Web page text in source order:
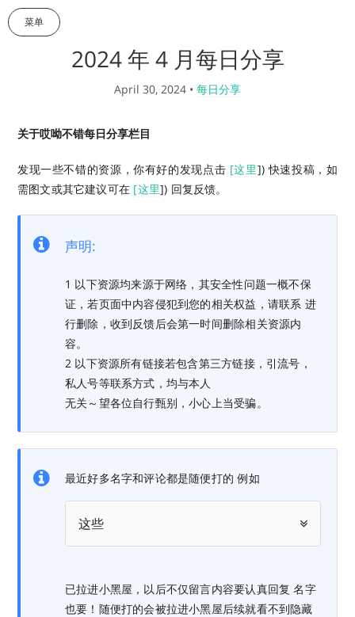
菜单
2024 年 4 月每日分享
April 30, 2024 • 每日分享
关于哎呦不错每日分享栏目
发现一些不错的资源，你有好的发现点击 [这里]) 快速投稿，如
需图文或其它建议可在 [这里]) 回复反馈。
声明:
1 以下资源均来源于网络，其安全性问题一概不保
证，若页面中内容侵犯到您的相关权益，请联系 进
行删除，收到反馈后会第一时间删除相关资源内
容。
2 以下资源所有链接若包含第三方链接，引流号，
私人号等联系方式，均与本人
无关～望各位自行甄别，小心上当受骗。
最近好多名字和评论都是随便打的 例如
这些
已拉进小黑屋，以后不仅留言内容要认真回复 名字
也要！随便打的会被拉进小黑屋后续就看不到隐藏